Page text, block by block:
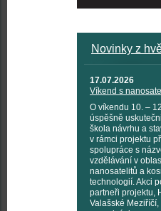
Novinky z
17.07.2026
Víkend s
O víkendu 10. –
úspěšně
škola návrhu a
v rámci projektu
spolupráce s
vzdělávání v
nanosatelitů a
technologií. Akci
partneři projektu,
Valašské